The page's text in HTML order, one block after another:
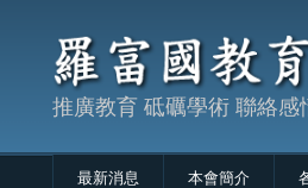
推廣教育 砥礪學術 聯絡感
最新消息 本會簡介